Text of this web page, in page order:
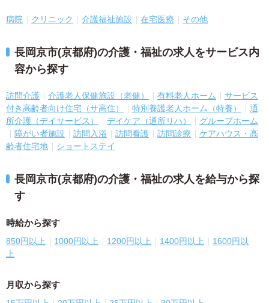
病院 クリニック 介護福祉施設 在宅医療 その他
長岡京市(京都府)の介護・福祉の求人をサービス内
容から探す
訪問介護 介護老人保健施設（老健） 有料老人ホーム
サービス
付き高齢者向け住宅（サ高住）
特別養護老人ホーム（特養）
通
所介護（デイサービス）
デイケア（通所リハ）
グループホーム
障がい者施設
訪問入浴 訪問看護 訪問診療
ケアハウス・高
齢者住宅地
ショートステイ
長岡京市(京都府)の介護・福祉の求人を給与から探
す
時給から探す
850円以上 1000円以上 1200円以上 1400円以上
1600円以
上
月収から探す